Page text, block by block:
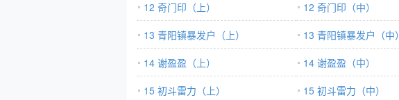
12 奇门印（上）
12 奇门印（中）
13 青阳镇暴发户（上）
13 青阳镇暴发户（中）
14 谢盈盈（上）
14 谢盈盈（中）
15 初斗雷力（上）
15 初斗雷力（中）